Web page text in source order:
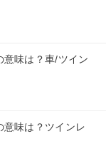
味は？車/ツイン
味は？ツインレ